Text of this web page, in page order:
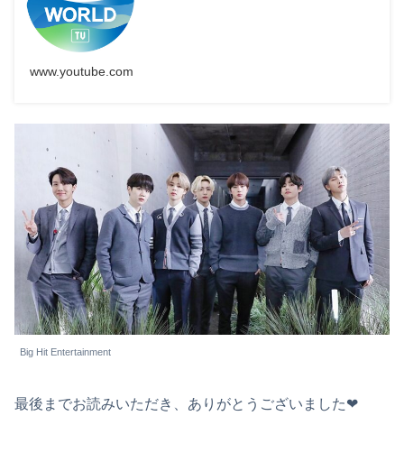
www.youtube.com
Big Hit Entertainment
最後までお読みいただき、ありがとうございました❤︎